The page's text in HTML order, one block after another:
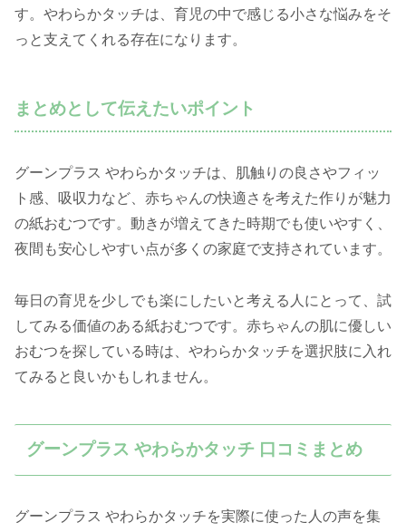
す。やわらかタッチは、育児の中で感じる小さな悩みをそ
っと支えてくれる存在になります。
まとめとして伝えたいポイント
グーンプラス やわらかタッチは、肌触りの良さやフィッ
ト感、吸収力など、赤ちゃんの快適さを考えた作りが魅力
の紙おむつです。動きが増えてきた時期でも使いやすく、
夜間も安心しやすい点が多くの家庭で支持されています。
毎日の育児を少しでも楽にしたいと考える人にとって、試
してみる価値のある紙おむつです。赤ちゃんの肌に優しい
おむつを探している時は、やわらかタッチを選択肢に入れ
てみると良いかもしれません。
グーンプラス やわらかタッチ 口コミまとめ
グーンプラス やわらかタッチを実際に使った人の声を集